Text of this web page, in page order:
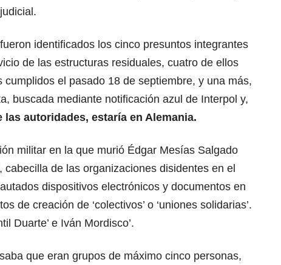
identificados los cinco presuntos integrantes
de las estructuras residuales, cuatro de ellos
el pasado 18 de septiembre, y una más,
buscada mediante notificación azul de Interpol y,
autoridades, estaría en Alemania.
militar en la que murió Édgar Mesías Salgado
de las organizaciones disidentes en el
dispositivos electrónicos y documentos en
de creación de ‘colectivos’ o ‘uniones solidarias’.
Duarte’ e Iván Mordisco’.
que eran grupos de máximo cinco personas,